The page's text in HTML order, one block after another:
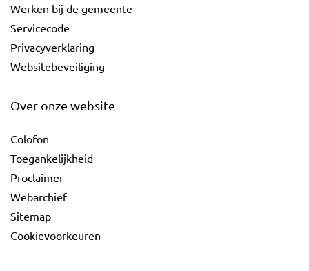
Werken bij de gemeente
Servicecode
Privacyverklaring
Websitebeveiliging
Over onze website
Colofon
Toegankelijkheid
Proclaimer
Webarchief
Sitemap
Cookievoorkeuren